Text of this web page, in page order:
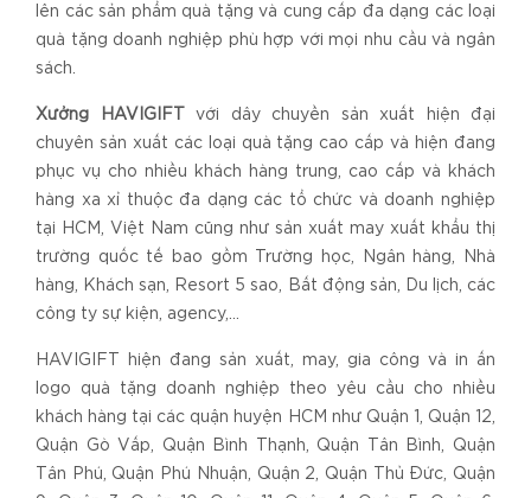
lên các sản phẩm quà tặng và cung cấp đa dạng các loại
quà tặng doanh nghiệp phù hợp với mọi nhu cầu và ngân
sách.
Xưởng HAVIGIFT với dây chuyền sản xuất hiện đại
chuyên sản xuất các loại quà tặng cao cấp và hiện đang
phục vụ cho nhiều khách hàng trung, cao cấp và khách
hàng xa xỉ thuộc đa dạng các tổ chức và doanh nghiệp
tại HCM, Việt Nam cũng như sản xuất may xuất khẩu thị
trường quốc tế bao gồm Trường học, Ngân hàng, Nhà
hàng, Khách sạn, Resort 5 sao, Bất động sản, Du lịch, các
công ty sự kiện, agency,...
HAVIGIFT hiện đang sản xuất, may, gia công và in ấn
logo quà tặng doanh nghiệp theo yêu cầu cho nhiều
khách hàng tại các quận huyện HCM như Quận 1, Quận 12,
Quận Gò Vấp, Quận Bình Thạnh, Quận Tân Bình, Quận
Tân Phú, Quận Phú Nhuận, Quận 2, Quận Thủ Đức, Quận